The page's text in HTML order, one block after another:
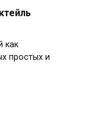
как
простых и